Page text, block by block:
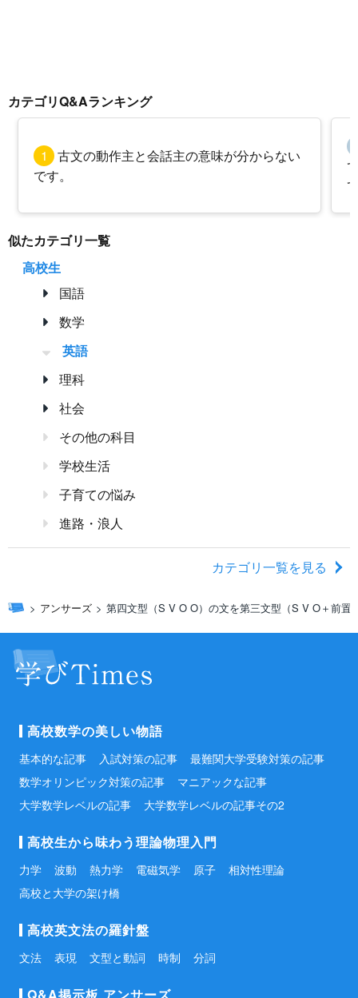
カテゴリQ&Aランキング
1
古文の動作主と会話主の意味が分からない
です。
似たカテゴリ一覧
高校生
国語
数学
英語
理科
社会
その他の科目
学校生活
子育ての悩み
進路・浪人
カテゴリ一覧を見る
アンサーズ 第四文型（S V O O）の文を第三文型（S V O＋前置
高校数学の美しい物語
基本的な記事 入試対策の記事
最難関大学受験対策の記事
数学オリンピック対策の記事
マニアックな記事
大学数学レベルの記事
大学数学レベルの記事その2
高校生から味わう理論物理入門
力学 波動 熱力学 電磁気学 原子
相対性理論
高校と大学の架け橋
高校英文法の羅針盤
文法 表現 文型と動詞 時制 分詞